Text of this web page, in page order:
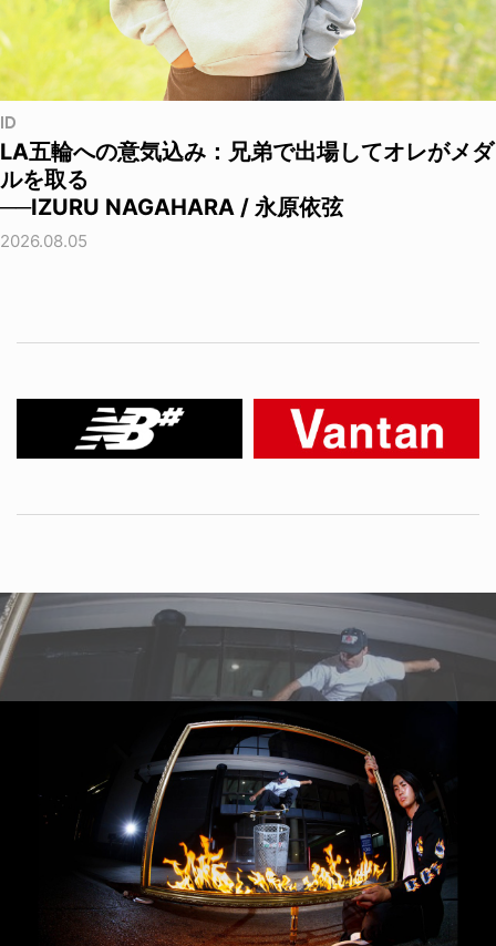
ID
LA五輪への意気込み：兄弟で出場してオレがメダ
ルを取る
──IZURU NAGAHARA / 永原依弦
2026.08.05